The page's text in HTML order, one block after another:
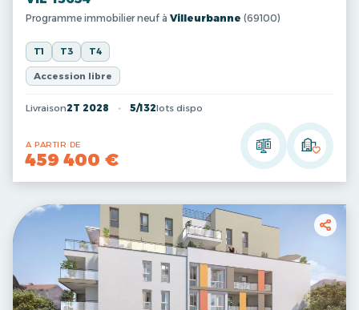
Programme immobilier neuf à Villeurbanne (69100)
T1 T3 T4
Accession libre
Livraison2T 2028 5/132lots dispo
A PARTIR DE
459 400 €